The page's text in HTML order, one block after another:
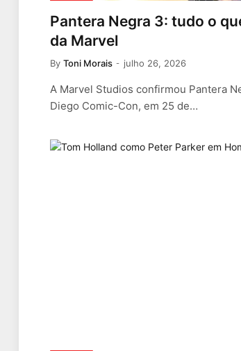
Pantera Negra 3: tudo o
da Marvel
By Toni Morais julho 26, 2026
A Marvel Studios confirmou Pantera
Diego Comic-Con, em 25 de…